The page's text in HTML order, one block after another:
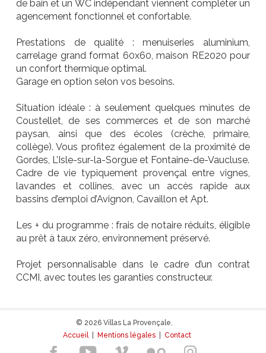
de bain et un WC indépendant viennent compléter un
agencement fonctionnel et confortable.
Prestations de qualité : menuiseries aluminium,
carrelage grand format 60x60, maison RE2020 pour
un confort thermique optimal.
Garage en option selon vos besoins.
Situation idéale : à seulement quelques minutes de
Coustellet, de ses commerces et de son marché
paysan, ainsi que des écoles (crèche, primaire,
collège). Vous profitez également de la proximité de
Gordes, L’Isle-sur-la-Sorgue et Fontaine-de-Vaucluse.
Cadre de vie typiquement provençal entre vignes,
lavandes et collines, avec un accès rapide aux
bassins d’emploi d’Avignon, Cavaillon et Apt.
Les + du programme : frais de notaire réduits, éligible
au prêt à taux zéro, environnement préservé.
Projet personnalisable dans le cadre d’un contrat
CCMI, avec toutes les garanties constructeur.
© 2026 Villas La Provençale.
Accueil| Mentions légales Contact